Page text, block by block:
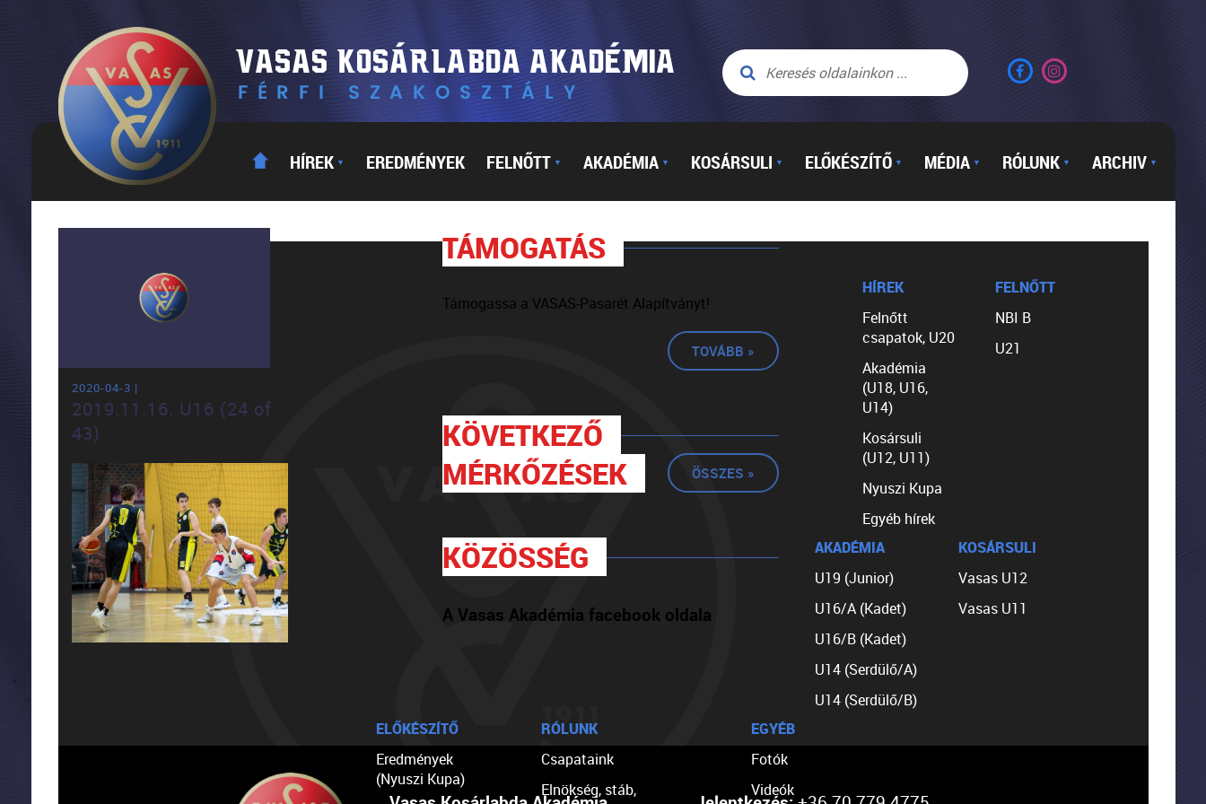
HÍREK ▼ EREDMÉNYEK FELNŐTT ▼ AKADÉMIA ▼ KOSÁRSULI ▼ ELŐKÉSZÍTŐ ▼ MÉDIA ▼ RÓLUNK ▼ ARCHIV ▼
2020-04-3 |
2019.11.16. U16 (24 of
43)
TÁMOGATÁS
Támogassa a VASAS-Pasarét Alapítványt!
TOVÁBB »
KÖVETKEZŐ
MÉRKŐZÉSEK
ÖSSZES »
KÖZÖSSÉG
A Vasas Akadémia facebook oldala
HÍREK
Felnőtt
csapatok, U20
Akadémia
(U18, U16,
U14)
Kosársuli
(U12, U11)
Nyuszi Kupa
Egyéb hírek
FELNŐTT
NBI B
U21
AKADÉMIA
U19 (Junior)
U16/A (Kadet)
U16/B (Kadet)
U14 (Serdülő/A)
U14 (Serdülő/B)
KOSÁRSULI
Vasas U12
Vasas U11
ELŐKÉSZÍTŐ
Eredmények
(Nyuszi Kupa)
RÓLUNK
Csapataink
Elnökség, stáb,
EGYÉB
Fotók
Videók